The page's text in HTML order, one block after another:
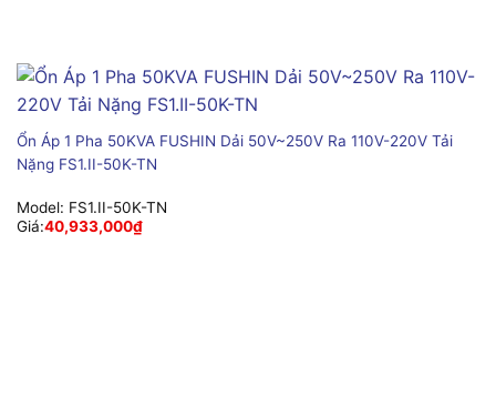
Ổn Áp 1 Pha 50KVA FUSHIN Dải 50V~250V Ra 110V-220V Tải
Nặng FS1.II-50K-TN
Model: FS1.II-50K-TN
Giá:40,933,000₫